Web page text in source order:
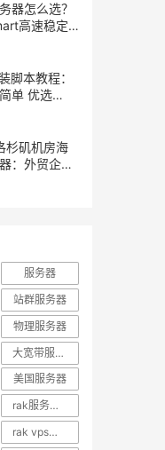
器怎么选？
高速稳定
脚本教程：
单 优选
机房
杉矶机房海
：外贸企业
优选
服务器
站群服务器
物理服务器
大宽带服务器
美国服务器
rak服务器评测
rak vps价格